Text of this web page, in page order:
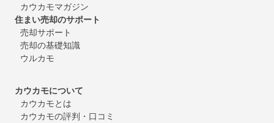
カウカモマガジン
住まい売却のサポート
売却サポート
売却の基礎知識
ウルカモ
カウカモについて
カウカモとは
カウカモの評判・口コミ